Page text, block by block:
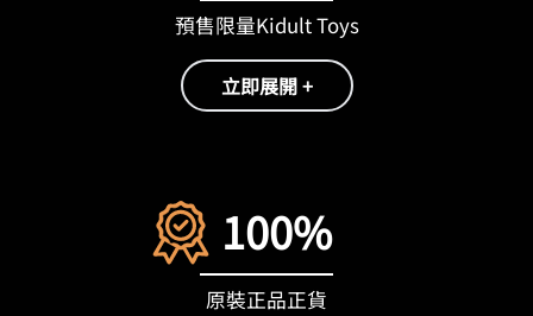
預售限量Kidult Toys
立即展開 +
100%
原裝正品正貨